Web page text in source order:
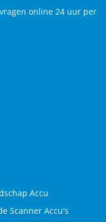
online 24 uur per
Accu
Scanner Accu's